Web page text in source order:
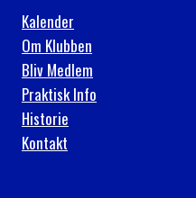
Kalender
Om Klubben
Bliv Medlem
Praktisk Info
Historie
Kontakt